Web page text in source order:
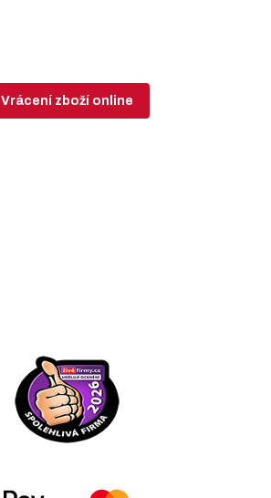
Vrácení zboží online